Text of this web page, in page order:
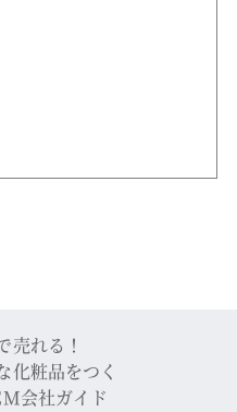
売れる！
化粧品をつく
会社ガイド